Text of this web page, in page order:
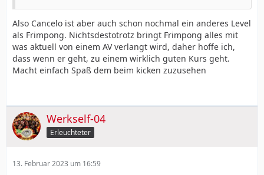
Also Cancelo ist aber auch schon nochmal ein anderes Level
als Frimpong. Nichtsdestotrotz bringt Frimpong alles mit
was aktuell von einem AV verlangt wird, daher hoffe ich,
dass wenn er geht, zu einem wirklich guten Kurs geht.
Macht einfach Spaß dem beim kicken zuzusehen
Werkself-04
Erleuchteter
13. Februar 2023 um 16:59